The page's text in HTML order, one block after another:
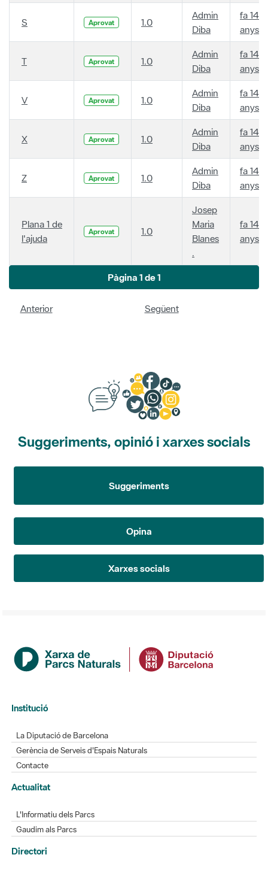
S Aprovat 1.0
Admin
Diba
fa 14
anys
T Aprovat 1.0
Admin
Diba
fa 14
anys
V Aprovat 1.0
Admin
Diba
fa 14
anys
X Aprovat 1.0
Admin
Diba
fa 14
anys
Z Aprovat 1.0
Admin
Diba
fa 14
anys
Plana 1 de
l'ajuda
Aprovat 1.0
Josep
Maria
Blanes
.
fa 14
anys
Pàgina 1 de 1
Anterior Següent
Suggeriments, opinió i xarxes socials
Suggeriments
Opina
Xarxes socials
Institució
La Diputació de Barcelona
Gerència de Serveis d'Espais Naturals
Contacte
Actualitat
L'Informatiu dels Parcs
Gaudim als Parcs
Directori